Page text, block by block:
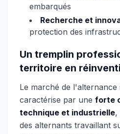
embarqués
Recherche et
protection des
Un tremplin
territoire en
Le marché de l'alternance
caractérise par une forte
technique et industrielle,
des alternants travaillant